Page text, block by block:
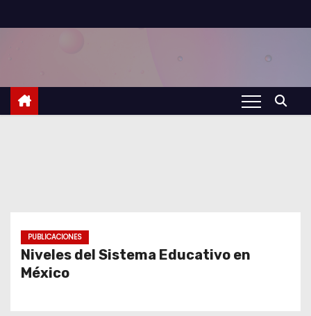
a
r
PUBLICACIONES
Niveles del Sistema Educativo en
México